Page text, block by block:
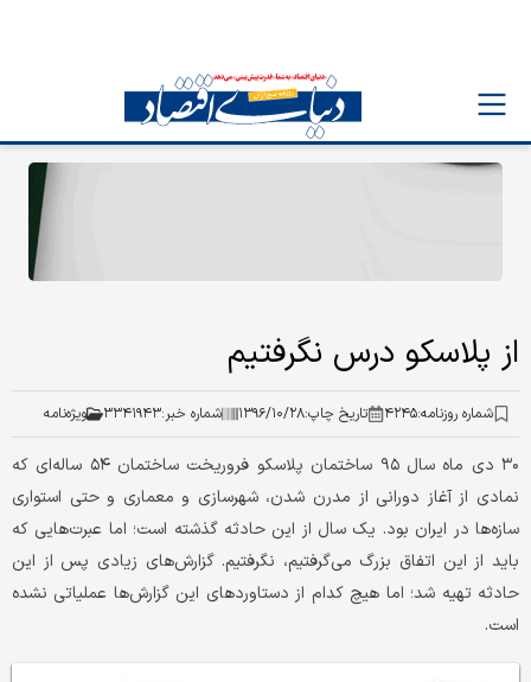
از پلاسکو درس نگرفتیم
شماره روزنامه:۴۲۴۵ تاریخ چاپ:۱۳۹۶/۱۰/۲۸ شماره خبر:۳۳۴۱۹۴۳ ویژه‌نامه
۳۰ دی ماه سال ۹۵ ساختمان پلاسکو فروریخت ساختمان ۵۴ ساله‌ای که
نمادی از آغاز دورانی از مدرن شدن، شهرسازی و معماری و حتی استواری
سازه‌ها در ایران بود. یک سال از این حادثه گذشته است؛ اما عبرت‌هایی که
باید از این اتفاق بزرگ می‌گرفتیم، نگرفتیم. گزارش‌های زیادی پس از این
حادثه تهیه شد؛ اما هیچ کدام از دستاوردهای این گزارش‌ها عملیاتی نشده
است.